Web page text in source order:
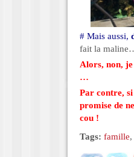
# Mais aussi,
fait la
Alors, non,
…
Par contre, si
promise de
cou !
Tags: famille,